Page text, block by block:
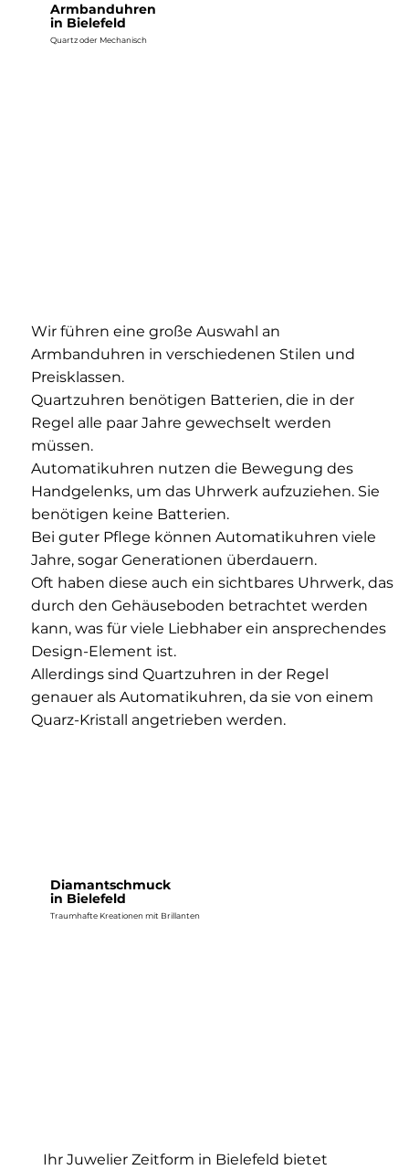
Armbanduhren
in Bielefeld
Quartz oder Mechanisch
Wir führen eine große Auswahl an
Armbanduhren in verschiedenen Stilen und
Preisklassen.
Quartzuhren benötigen Batterien, die in der
Regel alle paar Jahre gewechselt werden
müssen.
Automatikuhren nutzen die Bewegung des
Handgelenks, um das Uhrwerk aufzuziehen. Sie
benötigen keine Batterien.
Bei guter Pflege können Automatikuhren viele
Jahre, sogar Generationen überdauern.
Oft haben diese auch ein sichtbares Uhrwerk, das
durch den Gehäuseboden betrachtet werden
kann, was für viele Liebhaber ein ansprechendes
Design-Element ist.
Allerdings sind Quartzuhren in der Regel
genauer als Automatikuhren, da sie von einem
Quarz-Kristall angetrieben werden.
Diamantschmuck
in Bielefeld
Traumhafte Kreationen mit Brillanten
Ihr Juwelier Zeitform in Bielefeld bietet